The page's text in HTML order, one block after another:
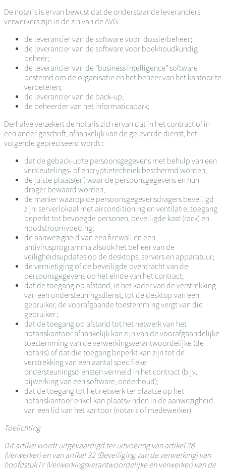
De notaris is ervan bewust dat de onderstaande leveranciers
verwerkers zijn in de zin van de AVG:
de leverancier van de software voor dossierbeheer;
de leverancier van de software voor boekhoudkundig
beheer;
de leverancier van de “business intelligence” software
bestemd om de organisatie en het beheer van het kantoor te
verbeteren;
de leverancier van de back-up;
de beheerder van het informaticapark;
Derhalve verzekert de notaris zich ervan dat in het contract of in
een ander geschrift, afhankelijk van de geleverde dienst, het
volgende gepreciseerd wordt :
dat de geback-upte persoonsgegevens met behulp van een
versleutelings- of encryptietechniek beschermd worden;
de juiste plaats(en) waar de persoonsgegevens en hun
drager bewaard worden;
de manier waarop de persoonsgegevensdragers beveiligd
zijn: serverlokaal met airconditioning en ventilatie, toegang
beperkt tot bevoegde personen, beveiligde kast (rack) en
noodstroomvoeding;
de aanwezigheid van een firewall en een
antivirusprogramma alsook het beheer van de
veiligheidsupdates op de desktops, servers en apparatuur;
de vernietiging of de beveiligde overdracht van de
persoonsgegevens op het einde van het contract;
dat de toegang op afstand, in het kader van de verstrekking
van een ondersteuningsdienst, tot de desktop van een
gebruiker, de voorafgaande toestemming vergt van die
gebruiker ;
dat de toegang op afstand tot het netwerk van het
notariskantoor afhankelijk kan zijn van de voorafgaandelijke
toestemming van de verwerkingsverantwoordelijke (de
notaris) of dat die toegang beperkt kan zijn tot de
verstrekking van een aantal specifieke
ondersteuningsdiensten vermeld in het contract (bijv.
bijwerking van een software, onderhoud);
dat de toegang tot het netwerk ter plaatse op het
notariskantoor enkel kan plaatsvinden in de aanwezigheid
van een lid van het kantoor (notaris of medewerker)
Toelichting
Dit artikel wordt uitgevaardigd ter uitvoering van artikel 28
(Verwerker) en van artikel 32 (Beveiliging van de verwerking) van
hoofdstuk IV (Verwerkingsverantwoordelijke en verwerker) van de